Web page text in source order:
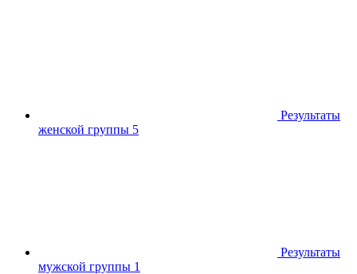
Результаты
женской группы 5
Результаты
мужской группы 1